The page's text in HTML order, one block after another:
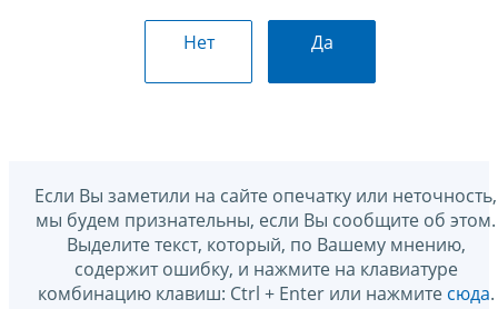
Нет Да
Если Вы заметили на сайте опечатку или неточность,
мы будем признательны, если Вы сообщите об этом.
Выделите текст, который, по Вашему мнению,
содержит ошибку, и нажмите на клавиатуре
комбинацию клавиш: Ctrl + Enter или нажмите сюда.